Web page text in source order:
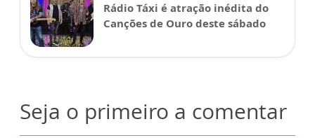
Rádio Táxi é atração inédita do
Canções de Ouro deste sábado
Seja o primeiro a comentar